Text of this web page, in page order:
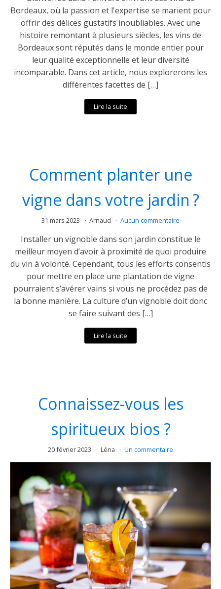
Bordeaux, où la passion et l'expertise se marient pour
offrir des délices gustatifs inoubliables. Avec une
histoire remontant à plusieurs siècles, les vins de
Bordeaux sont réputés dans le monde entier pour
leur qualité exceptionnelle et leur diversité
incomparable. Dans cet article, nous explorerons les
différentes facettes de […]
Lire la suite
Comment planter une
vigne dans votre jardin ?
31 mars 2023 Arnaud Aucun commentaire
Installer un vignoble dans son jardin constitue le
meilleur moyen d’avoir à proximité de quoi produire
du vin à volonté. Cependant, tous les efforts consentis
pour mettre en place une plantation de vigne
pourraient s’avérer vains si vous ne procédez pas de
la bonne manière. La culture d’un vignoble doit donc
se faire suivant des […]
Lire la suite
Connaissez-vous les
spiritueux bios ?
20 février 2023 Léna Un commentaire